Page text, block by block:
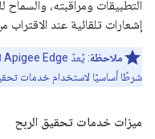
التطبيقات ومراقبته، والسماح
إشعارات تلقائية عند الاقتراب
ملاحظة
شرطًا أساسيًا لاستخدام خدمات
ميزات خدمات تحقيق الربح